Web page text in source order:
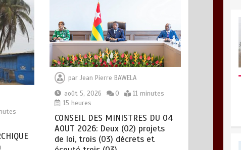
par Jean Pierre BAWELA
août 5, 2026
0
11 minutes
15 heures
CONSEIL DES MINISTRES DU 04
AOUT 2026: Deux (02) projets
de loi, trois (03) décrets et